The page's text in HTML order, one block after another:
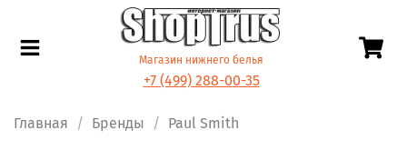
Магазин нижнего белья
+7 (499) 288-00-35
Главная Бренды Paul Smith